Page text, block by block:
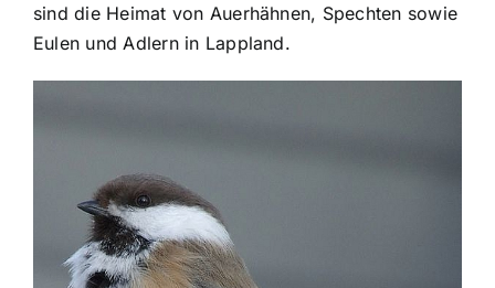
sind die Heimat von Auerhähnen, Spechten sowie
Eulen und Adlern in Lappland.